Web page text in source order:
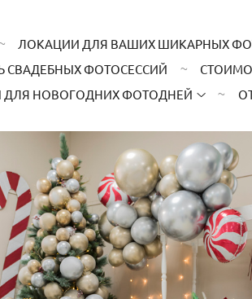
ЛОКАЦИИ ДЛЯ ВАШИХ ШИКАРНЫХ
СВАДЕБНЫХ ФОТОСЕССИЙ
ДЛЯ НОВОГОДНИХ ФОТОДНЕЙ